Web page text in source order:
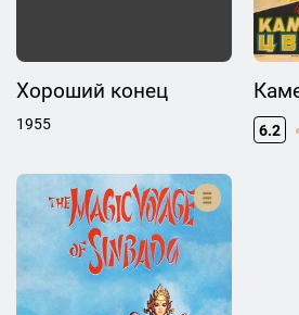
Хороший конец
1955 6.2